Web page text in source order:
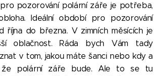
pozorování polární záře je potřeba,
Ideální období pro pozorování
října do března. V zimních měsících je
oblačnost. Ráda bych Vám tady
v tom, jakou máte šanci nebo kdy a
že polární záře bude. Ale to se tu